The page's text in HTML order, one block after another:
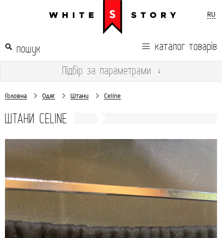
RU
каталог товарів
Підбір за параметрами ↓
Головна Одяг Штани Celine
ШТАНИ CELINE